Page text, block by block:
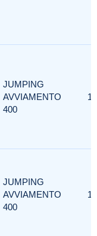
JUMPING
AVVIAMENTO
400
1
JUMPING
AVVIAMENTO
400
1